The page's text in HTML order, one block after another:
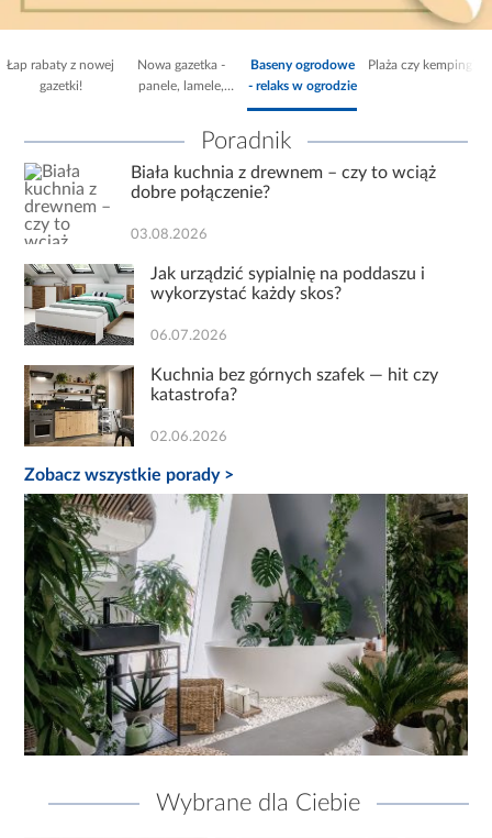
Łap rabaty z nowej
gazetki!
Nowa gazetka -
panele, lamele,
Baseny ogrodowe
- relaks w ogrodzie
Plaża czy
Poradnik
Biała kuchnia z drewnem – czy to wciąż
dobre połączenie?
03.08.2026
Jak urządzić sypialnię na poddaszu i
wykorzystać każdy skos?
06.07.2026
Kuchnia bez górnych szafek — hit czy
katastrofa?
02.06.2026
Zobacz wszystkie porady >
Wybrane dla Ciebie